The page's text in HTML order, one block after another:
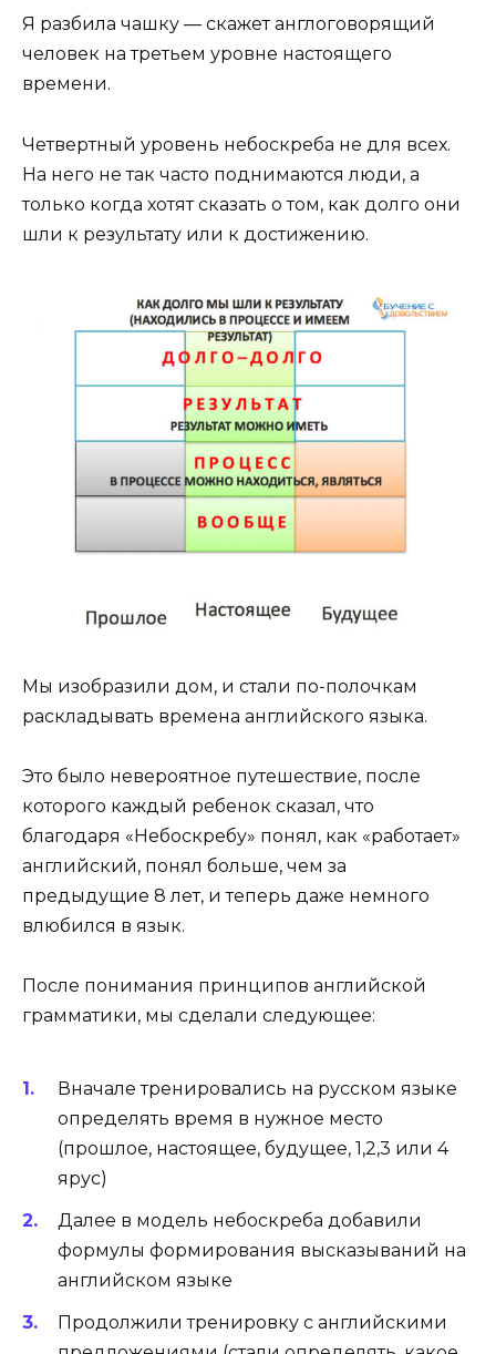
Я разбила чашку — скажет англоговорящий
человек на третьем уровне настоящего
времени.
Четвертный уровень небоскреба не для всех.
На него не так часто поднимаются люди, а
только когда хотят сказать о том, как долго они
шли к результату или к достижению.
Мы изобразили дом, и стали по-полочкам
раскладывать времена английского языка.
Это было невероятное путешествие, после
которого каждый ребенок сказал, что
благодаря «Небоскребу» понял, как «работает»
английский, понял больше, чем за
предыдущие 8 лет, и теперь даже немного
влюбился в язык.
После понимания принципов английской
грамматики, мы сделали следующее:
Вначале тренировались на русском языке
определять время в нужное место
(прошлое, настоящее, будущее, 1,2,3 или 4
ярус)
Далее в модель небоскреба добавили
формулы формирования высказываний на
английском языке
Продолжили тренировку с английскими